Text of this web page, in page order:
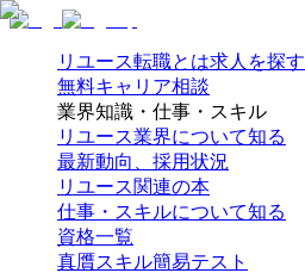
リユース転職とは求人を探す
無料キャリア相談
業界知識・仕事・スキル
リユース業界について知る
最新動向、採用状況
リユース関連の本
仕事・スキルについて知る
資格一覧
真贋スキル簡易テスト